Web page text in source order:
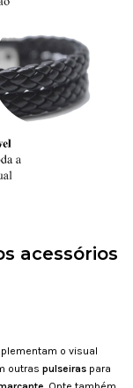
acessórios
o visual
outras pulseiras para